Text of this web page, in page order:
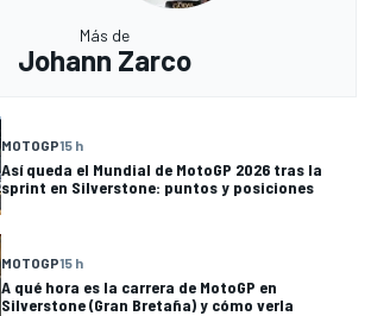
Más de
Johann Zarco
MOTOGP15 h
Así queda el Mundial de MotoGP 2026 tras la
sprint en Silverstone: puntos y posiciones
MOTOGP15 h
A qué hora es la carrera de MotoGP en
Silverstone (Gran Bretaña) y cómo verla